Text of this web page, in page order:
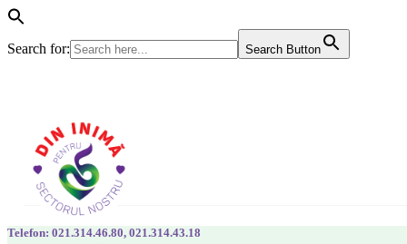
Search for: Search Button
Telefon: 021.314.46.80, 021.314.43.18